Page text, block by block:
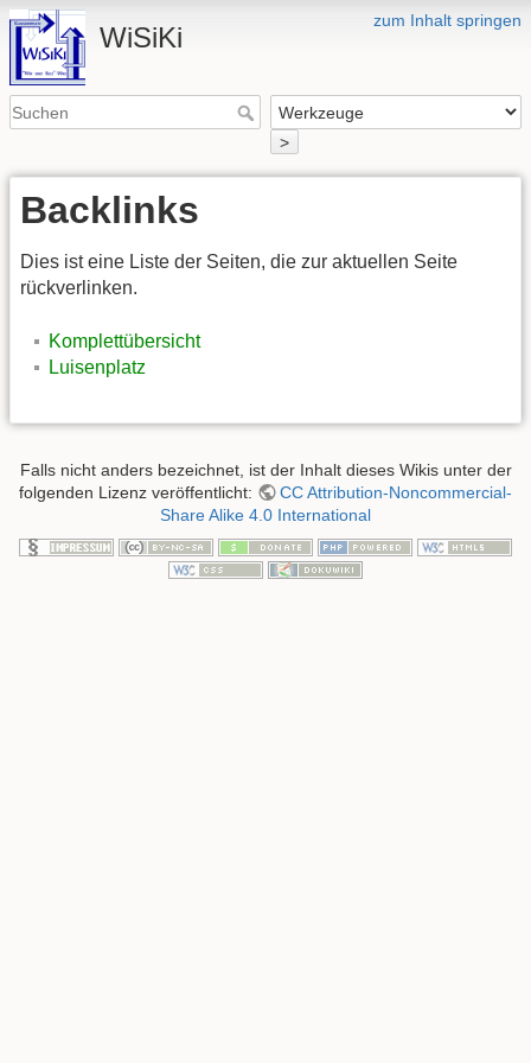
zum Inhalt springen
WiSiKi
>
Backlinks
Dies ist eine Liste der Seiten, die zur aktuellen Seite
rückverlinken.
Komplettübersicht
Luisenplatz
Falls nicht anders bezeichnet, ist der Inhalt dieses Wikis unter der
folgenden Lizenz veröffentlicht:
CC Attribution-Noncommercial-
Share Alike 4.0 International